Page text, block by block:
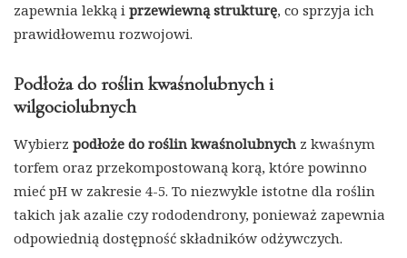
zapewnia lekką i przewiewną strukturę, co sprzyja ich
prawidłowemu rozwojowi.
Podłoża do roślin kwaśnolubnych i
wilgociolubnych
Wybierz podłoże do roślin kwaśnolubnych z kwaśnym
torfem oraz przekompostowaną korą, które powinno
mieć pH w zakresie 4-5. To niezwykle istotne dla roślin
takich jak azalie czy rododendrony, ponieważ zapewnia
odpowiednią dostępność składników odżywczych.